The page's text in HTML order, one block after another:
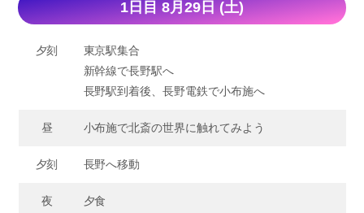
1日目 8月29日 (土)
夕刻
東京駅集合
新幹線で長野駅へ
長野駅到着後、長野電鉄で小布施へ
昼 小布施で北斎の世界に触れてみよう
夕刻 長野へ移動
夜 夕食